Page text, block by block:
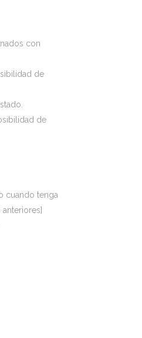
con
de
de
cuando tenga